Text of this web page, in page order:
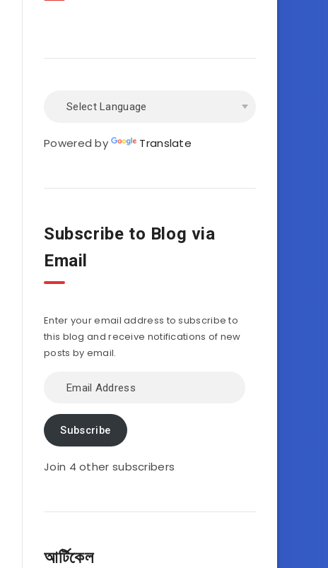
Powered by Translate
Subscribe to Blog via
Email
Enter your email address to subscribe to
this blog and receive notifications of new
posts by email.
Address
Subscribe
Join 4 other subscribers
আর্টিকেল